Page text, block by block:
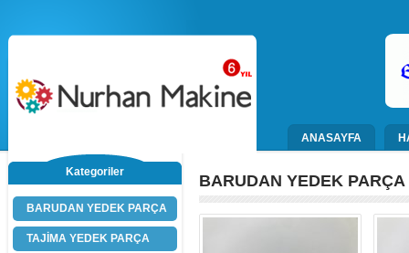
ANASAYFA
Kategoriler
BARUDAN YEDEK PARÇA
TAJİMA YEDEK PARÇA
BARUDAN YEDEK PARÇA